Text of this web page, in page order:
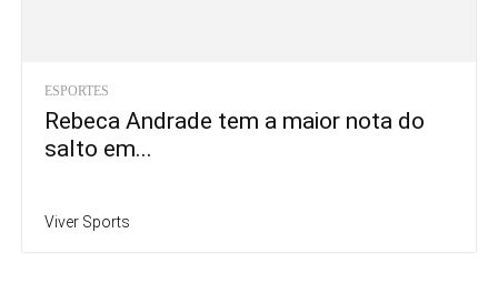
ESPORTES
Rebeca Andrade tem a maior nota do
salto em...
Viver Sports